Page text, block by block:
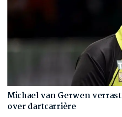
Michael van Gerwen
over dartcarrière